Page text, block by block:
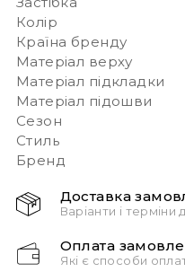
Колір
Країна бренду
Матеріал верху
Матеріал підкладки
Матеріал підошви
Сезон
Стиль
Бренд
Доставка
Варіанти і терміни
моменту замовлення!
Оплата
Які є способи